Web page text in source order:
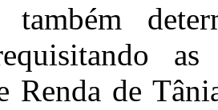
Renda de